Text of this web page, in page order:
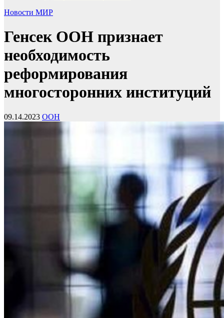
Новости МИР
Генсек ООН признает
необходимость
реформирования
многосторонних институций
09.14.2023 ООН